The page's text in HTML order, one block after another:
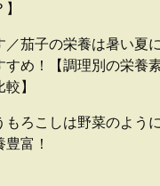
／茄子の栄養は暑い夏に
すめ！【調理別の栄養
較】
もろこしは野菜のように
豊富！